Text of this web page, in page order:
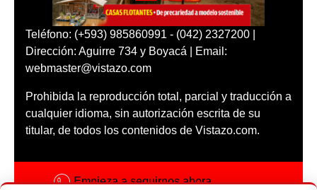
Teléfono: (+593) 985860991 - (042) 2327200 |
Dirección: Aguirre 734 y Boyacá | Email:
webmaster@vistazo.com
Prohibida la reproducción total, parcial y traducción a
cualquier idioma, sin autorización escrita de su
titular, de todos los contenidos de Vistazo.com.
Empieza a seguirnos ahora